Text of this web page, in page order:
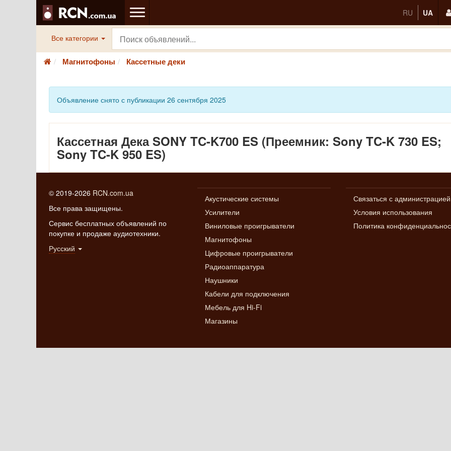
RU UA
Все категории
Магнитофоны Кассетные деки
Объявление снято с публикации 26 сентября 2025
Кассетная Дека SONY TC-K700 ES (Преемник: Sony TC-K 730 ES;
Sony TC-K 950 ES)
© 2019-2026 RCN.com.ua
Все права защищены.
Сервис бесплатных объявлений по
покупке и продаже аудиотехники.
Русский
Акустические системы
Усилители
Виниловые проигрыватели
Магнитофоны
Цифровые проигрыватели
Радиоаппаратура
Наушники
Кабели для подключения
Мебель для Hi-Fi
Магазины
Связаться с администрацией
Условия использования
Политика